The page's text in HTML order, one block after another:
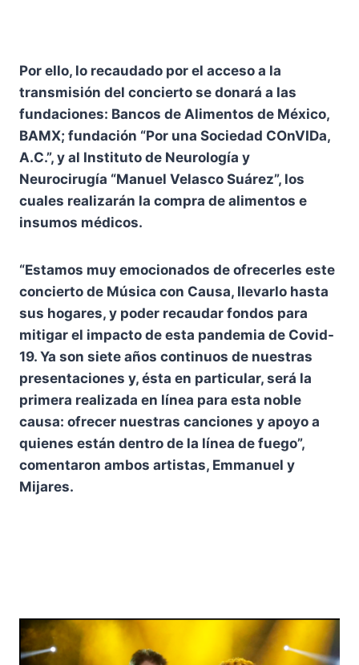
Por ello, lo recaudado por el acceso a la
transmisión del concierto se donará a las
fundaciones: Bancos de Alimentos de México,
BAMX; fundación “Por una Sociedad COnVIDa,
A.C.”, y al Instituto de Neurología y
Neurocirugía “Manuel Velasco Suárez”, los
cuales realizarán la compra de alimentos e
insumos médicos.
“Estamos muy emocionados de ofrecerles este
concierto de Música con Causa, llevarlo hasta
sus hogares, y poder recaudar fondos para
mitigar el impacto de esta pandemia de Covid-
19. Ya son siete años continuos de nuestras
presentaciones y, ésta en particular, será la
primera realizada en línea para esta noble
causa: ofrecer nuestras canciones y apoyo a
quienes están dentro de la línea de fuego”,
comentaron ambos artistas, Emmanuel y
Mijares.